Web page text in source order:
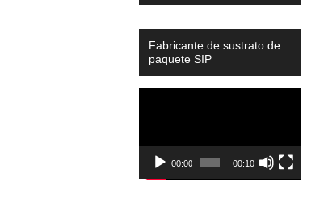
Fabricante de sustrato de
paquete SIP
00:00 00:10